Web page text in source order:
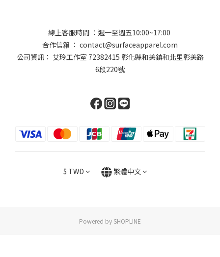
線上客服時間 ：週一至週五10:00~17:00
合作信箱 ： contact@surfaceapparel.com
公司資訊： 艾玲工作室 72382415 彰化縣和美鎮和北里彰美路
6段220號
$ TWD 繁體中文
Powered by SHOPLINE